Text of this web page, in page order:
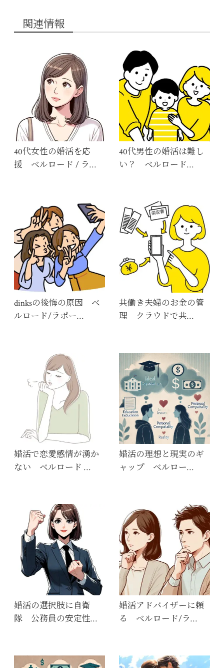
関連情報
40代女性の婚活を応
援 ベルロード / ラ…
40代男性の婚活は難し
い？ ベルロード…
dinksの後悔の原因 ベ
ルロード/ラポー…
共働き夫婦のお金の管
理 クラウドで共…
婚活で恋愛感情が湧か
ない ベルロード …
婚活の理想と現実のギ
ャップ ベルロー…
婚活の選択肢に自衛
隊 公務員の安定性…
婚活アドバイザーに頼
る ベルロード/ラ…